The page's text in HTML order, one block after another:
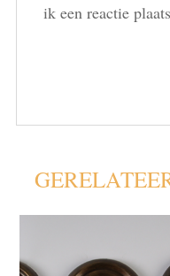
ik een reactie